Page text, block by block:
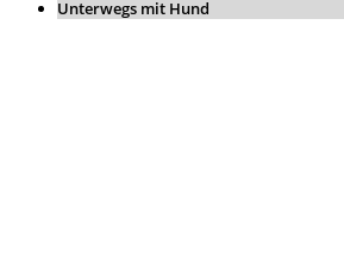
Unterwegs mit Hund